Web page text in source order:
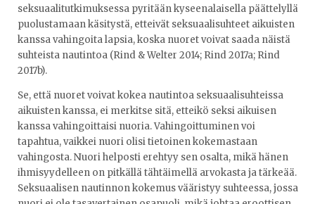
seksuaalitutkimuksessa pyritään kyseenalaisella päättelyllä
puolustamaan käsitystä, etteivät seksuaalisuhteet aikuisten
kanssa vahingoita lapsia, koska nuoret voivat saada näistä
suhteista nautintoa (Rind & Welter 2014; Rind 2017a; Rind
2017b).
Se, että nuoret voivat kokea nautintoa seksuaalisuhteissa
aikuisten kanssa, ei merkitse sitä, etteikö seksi aikuisen
kanssa vahingoittaisi nuoria. Vahingoittuminen voi
tapahtua, vaikkei nuori olisi tietoinen kokemastaan
vahingosta. Nuori helposti erehtyy sen osalta, mikä hänen
ihmisyydelleen on pitkällä tähtäimellä arvokasta ja tärkeää.
Seksuaalisen nautinnon kokemus vääristyy suhteessa, jossa